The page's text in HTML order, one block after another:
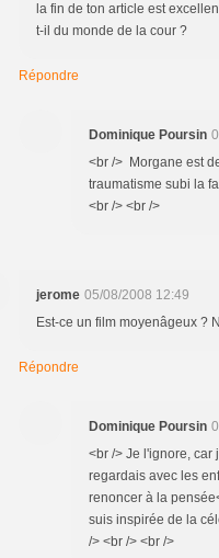
la fin de ton article est
t-il du monde de la cour ?
Répondre
Dominique Poursin
<br /> Morgane est
traumatisme subi la
<br /> <br />
jerome 05/08/2008 12:49
Est-ce un film moyenâgeux ?
Répondre
Dominique Poursin
<br /> Je l'ignore, car
regardais avec les
renoncer à la
suis inspirée de la
/> <br /> <br />